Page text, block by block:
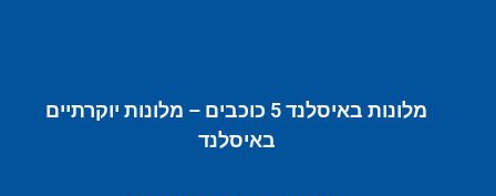
מלונות באיסלנד 5 כוכבים – מלונות יוקרתיים
באיסלנד